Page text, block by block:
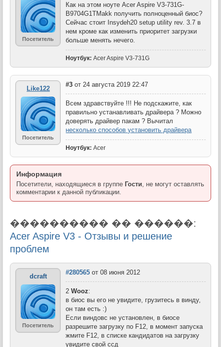
Посетитель
Как на этом ноуте Acer Aspire V3-731G-
B9704G1TMakk получить полноценный биос?
Сейчас стоит Insydeh20 setup utility rev. 3.7 в
нем кроме как изменить приоритет загрузки
больше менять нечего.
Ноутбук: Acer Aspire V3-731G
Like122
Посетитель
#3 от 24 августа 2019 22:47
Всем здравствуйте !!! Не подскажите, как
правильно устанавливать драйвера ? Можно
доверять драйвер пакам ? Вычитал
несколько способов установить драйвера
Ноутбук: Acer
Информация
Посетители, находящиеся в группеГости , не могут оставлять
комментарии к данной публикации.
���������� �� ������:
Acer Aspire V3 - Отзывы и решение
проблем
dcraft
Посетитель
#280565 от 08 июня 2012
2Wooz:
в биос вы его не увидите, грузитесь в винду,
он там есть :)
Если виндовс не установлен, в биосе
разрешите загрузку по F12, в момент запуска
жмите F12, в списке кандидатов на загрузку
увидите свой ссд